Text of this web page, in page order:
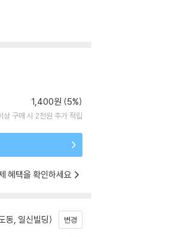
1,400원 (5%)
상 구매 시 2천원 추가 적립
혜택을 확인하세요
동, 일신빌딩) 변경